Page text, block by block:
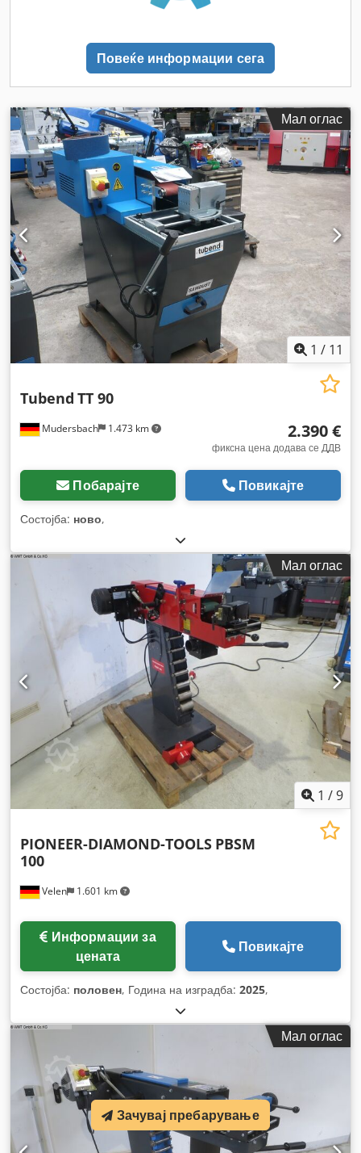
Повеќе информации сега
Мал оглас
1 / 11
Mudersbach 1.473 km
Tubend TT 90
2.390 €
фиксна цена додава се ДДВ
Побарајте Повикајте
Состојба: ново,
Мал оглас
1 /9
Velen 1.601 km
PIONEER-DIAMOND-TOOLS PBSM
100
цената
Повикајте
Состојба: половен, Година на изградба: 2025,
Мал оглас
Зачувај пребарување